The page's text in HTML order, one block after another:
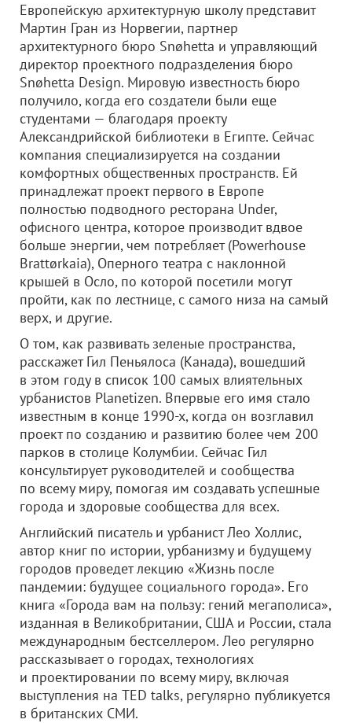
Европейскую архитектурную школу представит
Мартин Гран из Норвегии, партнер
архитектурного бюро Snøhetta и управляющий
директор проектного подразделения бюро
Snøhetta Design. Мировую известность бюро
получило, когда его создатели были еще
студентами — благодаря проекту
Александрийской библиотеки в Египте. Сейчас
компания специализируется на создании
комфортных общественных пространств. Ей
принадлежат проект первого в Европе
полностью подводного ресторана Under,
офисного центра, которое производит вдвое
больше энергии, чем потребляет (Powerhouse
Brattørkaia), Оперного театра с наклонной
крышей в Осло, по которой посетили могут
пройти, как по лестнице, с самого низа на самый
верх, и другие.
О том, как развивать зеленые пространства,
расскажет Гил Пеньялоса (Канада), вошедший
в этом году в список 100 самых влиятельных
урбанистов Planetizen. Впервые его имя стало
известным в конце 1990-х, когда он возглавил
проект по созданию и развитию более чем 200
парков в столице Колумбии. Сейчас Гил
консультирует руководителей и сообщества
по всему миру, помогая им создавать успешные
города и здоровые сообщества для всех.
Английский писатель и урбанист Лео Холлис,
автор книг по истории, урбанизму и будущему
городов проведет лекцию «Жизнь после
пандемии: будущее социального города». Его
книга «Города вам на пользу: гений мегаполиса»,
изданная в Великобритании, США и России, стала
международным бестселлером. Лео регулярно
рассказывает о городах, технологиях
и проектировании по всему миру, включая
выступления на TED talks, регулярно публикуется
в британских СМИ.